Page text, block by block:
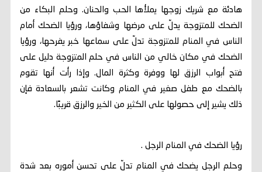
هادئة مع شريك زوجها يملأها الحب والحنان. وحلم البكاء من
الضحك للمتزوجة يدلّ على مرضها وشفاؤها، ورؤيا الضحك أمام
الناس في المنام للمتزوجة تدلّ على سماعها خبر يفرحها، ورؤيا
الضحك في مكان خالي من الناس في حلم المتزوجة دليل على
فتح أبواب الرزق لها ووفرة وكثرة المال. وإذا رأت أنها تقوم
بالضحك مع طفل صغير في المنام وكانت تشعر بالسعادة فإن
ذلك يشير إلى حصولها على الكثير من الخير والرزق قريبًا.
رؤيا الضحك في المنام الرجل .
وحلم الرجل يضحك في المنام تدلّ على تحسن أموره بعد شدة